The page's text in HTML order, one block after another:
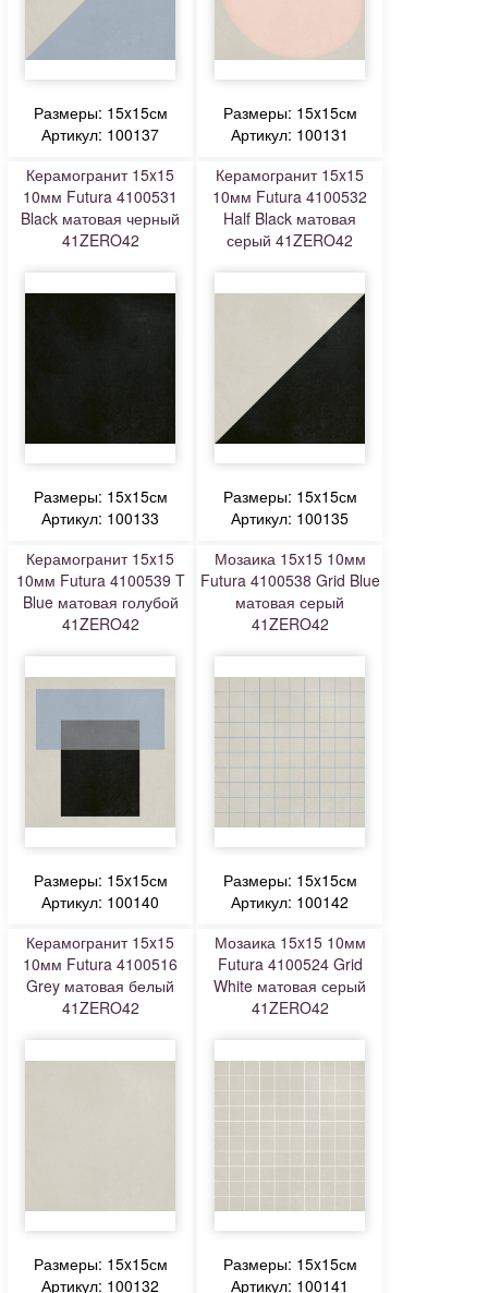
Размеры: 15x15см
Артикул: 100137
Размеры: 15x15см
Артикул: 100131
Керамогранит 15x15
10мм Futura 4100531
Black матовая черный
41ZERO42
Размеры: 15x15см
Артикул: 100133
Керамогранит 15x15
10мм Futura 4100532
Half Black матовая
серый 41ZERO42
Размеры: 15x15см
Артикул: 100135
Керамогранит 15x15
10мм Futura 4100539 T
Blue матовая голубой
41ZERO42
Размеры: 15x15см
Артикул: 100140
Мозаика 15x15 10мм
Futura 4100538 Grid Blue
матовая серый
41ZERO42
Размеры: 15x15см
Артикул: 100142
Керамогранит 15x15
10мм Futura 4100516
Grey матовая белый
41ZERO42
Размеры: 15x15см
Артикул: 100132
Мозаика 15x15 10мм
Futura 4100524 Grid
White матовая серый
41ZERO42
Размеры: 15x15см
Артикул: 100141